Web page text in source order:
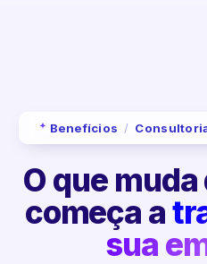
Benefícios /
O que
começa a
sua